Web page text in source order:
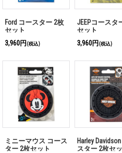
Ford コースター 2枚
セット
3,960円 (税込)
JEEPコースタ
セット
3,960円 (税込)
ミニーマウス コース
ター 2枚セット
Harley
スター 2枚セ